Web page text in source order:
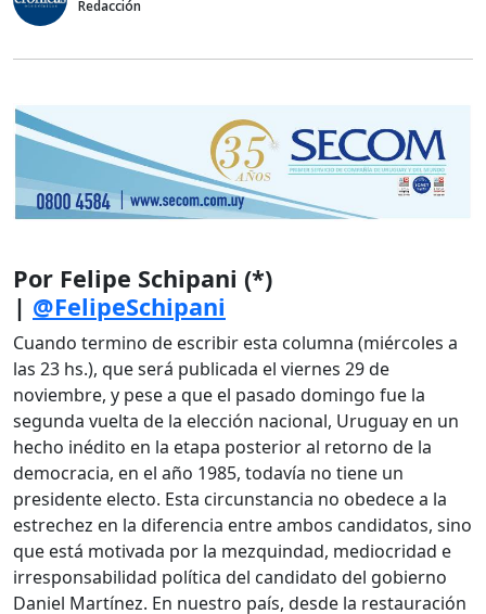
Redacción
Por Felipe Schipani (*)
| @FelipeSchipani
Cuando termino de escribir esta columna (miércoles a
las 23 hs.), que será publicada el viernes 29 de
noviembre, y pese a que el pasado domingo fue la
segunda vuelta de la elección nacional, Uruguay en un
hecho inédito en la etapa posterior al retorno de la
democracia, en el año 1985, todavía no tiene un
presidente electo. Esta circunstancia no obedece a la
estrechez en la diferencia entre ambos candidatos, sino
que está motivada por la mezquindad, mediocridad e
irresponsabilidad política del candidato del gobierno
Daniel Martínez. En nuestro país, desde la restauración